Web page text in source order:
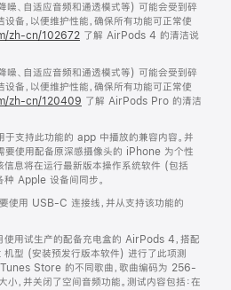
噪、自适应音频和通透模式等) 可能会受到碎
备，以便维护性能，确保所有功能可正常使
zh-cn/102672 了解 AirPods 4 的清洁说
噪、自适应音频和通透模式等) 可能会受到碎
备，以便维护性能，确保所有功能可正常使
zh-cn/120409 了解 AirPods Pro 的清洁
于支持此功能的 app 中播放的兼容内容。并
要使用配备原深感摄像头的 iPhone 为个性
信息将在运行最新版本操作系统软件 (包括
Apple 设备间同步。
使用 USB-C 连接线，并从支持该功能的
用试生产的配备充电盒的 AirPods 4，搭配
型 (安装预发行版本软件) 进行了此项测
Store 的不同歌曲，歌曲编码为 256-
，并关闭了空间音频功能。测试内容包括：在